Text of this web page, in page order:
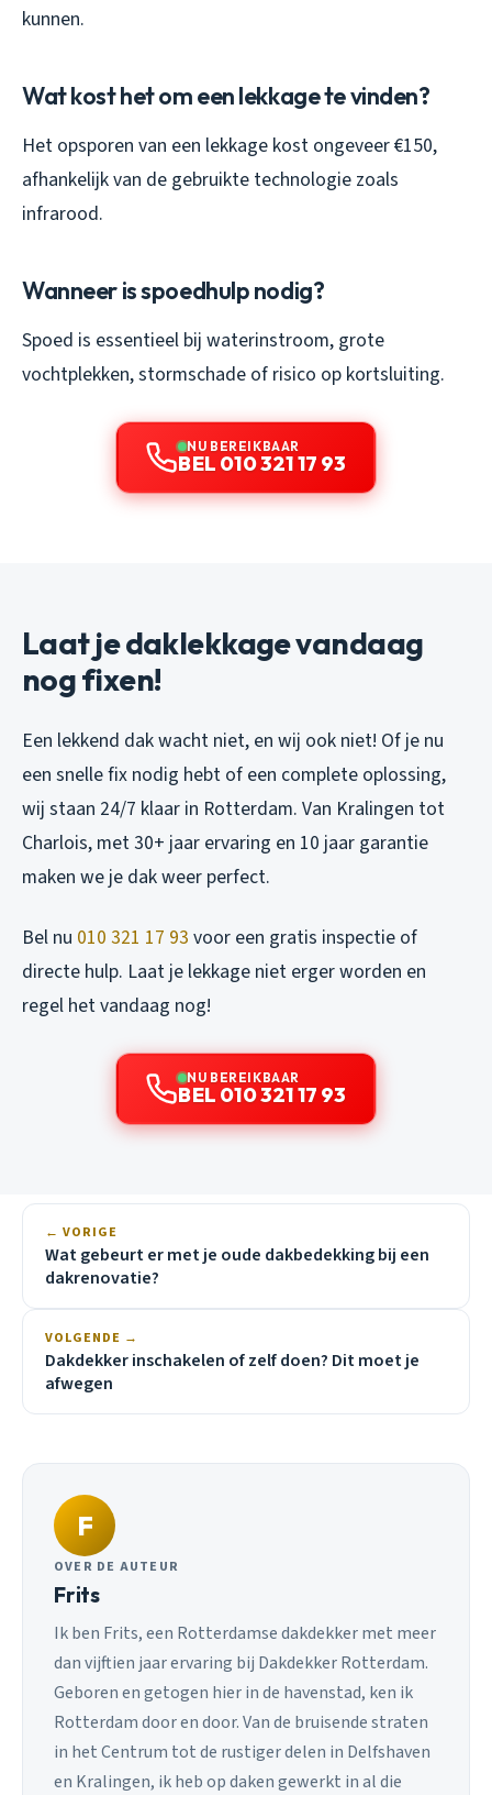
kunnen.
Wat kost het om een lekkage te vinden?
Het opsporen van een lekkage kost ongeveer €150,
afhankelijk van de gebruikte technologie zoals
infrarood.
Wanneer is spoedhulp nodig?
Spoed is essentieel bij waterinstroom, grote
vochtplekken, stormschade of risico op kortsluiting.
NU BEREIKBAAR
BEL 010 321 17 93
Laat je daklekkage vandaag
nog fixen!
Een lekkend dak wacht niet, en wij ook niet! Of je nu
een snelle fix nodig hebt of een complete oplossing,
wij staan 24/7 klaar in Rotterdam. Van Kralingen tot
Charlois, met 30+ jaar ervaring en 10 jaar garantie
maken we je dak weer perfect.
Bel nu 010 321 17 93 voor een gratis inspectie of
directe hulp. Laat je lekkage niet erger worden en
regel het vandaag nog!
NU BEREIKBAAR
BEL 010 321 17 93
← VORIGE
Wat gebeurt er met je oude dakbedekking bij een
dakrenovatie?
VOLGENDE →
Dakdekker inschakelen of zelf doen? Dit moet je
afwegen
F
OVER DE AUTEUR
Frits
Ik ben Frits, een Rotterdamse dakdekker met meer
dan vijftien jaar ervaring bij Dakdekker Rotterdam.
Geboren en getogen hier in de havenstad, ken ik
Rotterdam door en door. Van de bruisende straten
in het Centrum tot de rustiger delen in Delfshaven
en Kralingen, ik heb op daken gewerkt in al die